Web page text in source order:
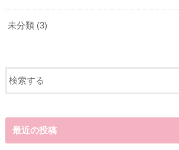
未分類 (3)
最近の投稿